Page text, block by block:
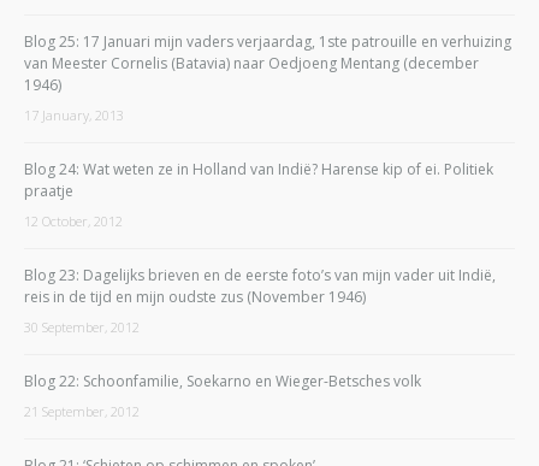
Blog 25: 17 Januari mijn vaders verjaardag, 1ste patrouille en verhuizing
van Meester Cornelis (Batavia) naar Oedjoeng Mentang (december
1946)
17 January, 2013
Blog 24: Wat weten ze in Holland van Indië? Harense kip of ei. Politiek
praatje
12 October, 2012
Blog 23: Dagelijks brieven en de eerste foto’s van mijn vader uit Indië,
reis in de tijd en mijn oudste zus (November 1946)
30 September, 2012
Blog 22: Schoonfamilie, Soekarno en Wieger-Betsches volk
21 September, 2012